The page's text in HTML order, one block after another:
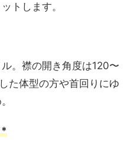
トします。
。襟の開き角度は120〜
た体型の方や首回りにゆ